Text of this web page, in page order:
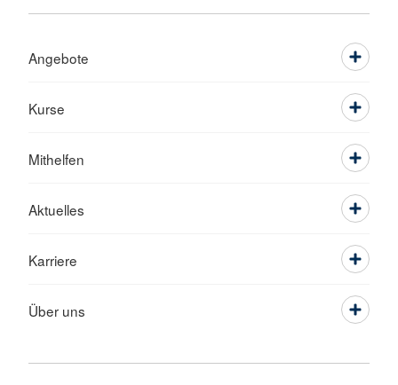
Angebote
Kurse
Mithelfen
Aktuelles
Karriere
Über uns